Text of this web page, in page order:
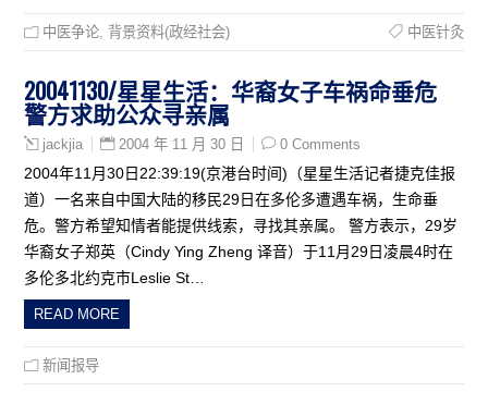
中医争论 背景资料(政经社会) 中医针灸
20041130/星星生活：华裔女子车祸命垂危
警方求助公众寻亲属
jackjia 2004 年 11 月 30 日 0 Comments
2004年11月30日22:39:19(京港台时间)（星星生活记者捷克佳报
道）一名来自中国大陆的移民29日在多伦多遭遇车祸，生命垂
危。警方希望知情者能提供线索，寻找其亲属。 警方表示，29岁
华裔女子郑英（Cindy Ying Zheng 译音）于11月29日凌晨4时在
多伦多北约克市Leslie St…
READ MORE
新闻报导